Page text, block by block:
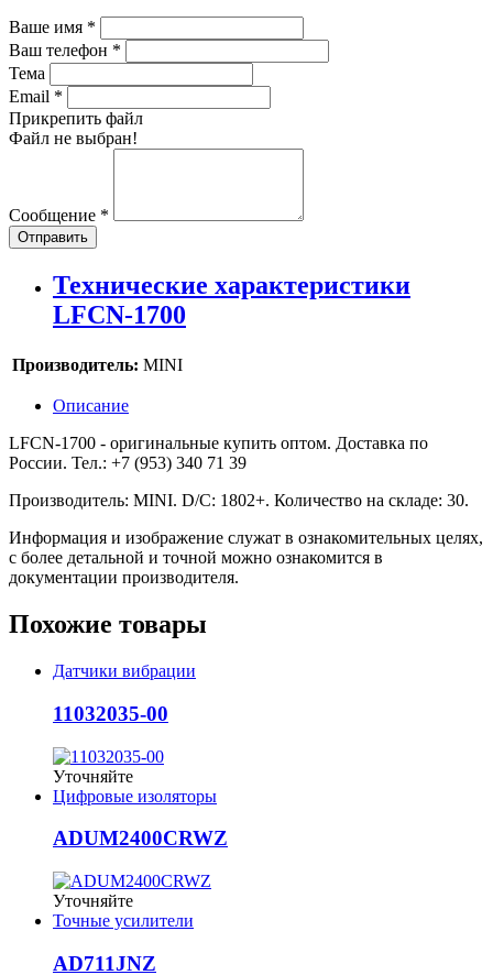
Ваше имя *
Ваш телефон *
Тема
Email *
Прикрепить файл
Файл не выбран!
Сообщение *
Отправить
Технические характеристики
LFCN-1700
Производитель: MINI
Описание
LFCN-1700 - оригинальные купить оптом. Доставка по
России. Тел.: +7 (953) 340 71 39
Производитель: MINI. D/C: 1802+. Количество на складе: 30.
Информация и изображение служат в ознакомительных целях,
с более детальной и точной можно ознакомится в
документации производителя.
Похожие товары
Датчики вибрации
11032035-00
Уточняйте
Цифровые изоляторы
ADUM2400CRWZ
Уточняйте
Точные усилители
AD711JNZ